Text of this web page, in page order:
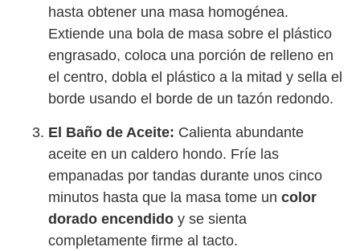
hasta obtener una masa homogénea.
Extiende una bola de masa sobre el plástico
engrasado, coloca una porción de relleno en
el centro, dobla el plástico a la mitad y sella el
borde usando el borde de un tazón redondo.
El Baño de Aceite: Calienta abundante
aceite en un caldero hondo. Fríe las
empanadas por tandas durante unos cinco
minutos hasta que la masa tome un color
dorado encendido y se sienta
completamente firme al tacto.